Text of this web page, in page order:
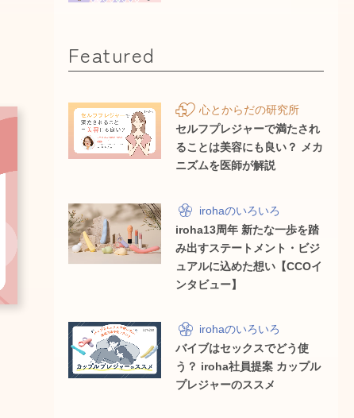
Featured
心とからだの研究所
セルフプレジャーで満たされ
ることは美容にも良い？ メカ
ニズムを医師が解説
irohaのいろいろ
iroha13周年 新たな一歩を踏
み出すステートメント・ビジ
ュアルに込めた想い【CCOイ
ンタビュー】
irohaのいろいろ
バイブはセックスでどう使
う？ iroha社員提案 カップル
プレジャーのススメ